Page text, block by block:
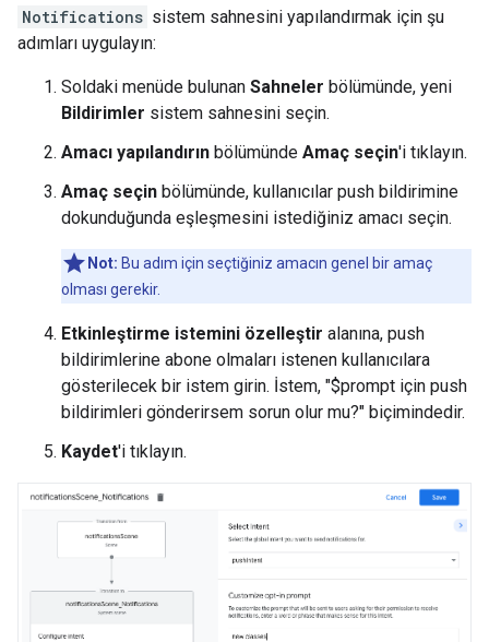
Notifications sistem sahnesini yapılandırmak için şu
adımları uygulayın:
Soldaki menüde bulunan Sahneler bölümünde, yeni
Bildirimler sistem sahnesini seçin.
Amacı yapılandırın bölümünde Amaç seçin'i tıklayın.
Amaç seçin bölümünde, kullanıcılar push bildirimine
dokunduğunda eşleşmesini istediğiniz amacı seçin.
Not: Bu adım için seçtiğiniz amacın genel bir amaç
olması gerekir.
Etkinleştirme istemini özelleştir alanına, push
bildirimlerine abone olmaları istenen kullanıcılara
gösterilecek bir istem girin. İstem, "$prompt için push
bildirimleri gönderirsem sorun olur mu?" biçimindedir.
Kaydet'i tıklayın.